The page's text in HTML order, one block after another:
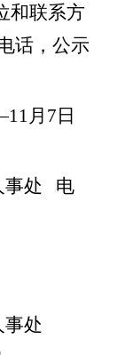
和联系方
话，公示
11月 7 日
事处 电
处